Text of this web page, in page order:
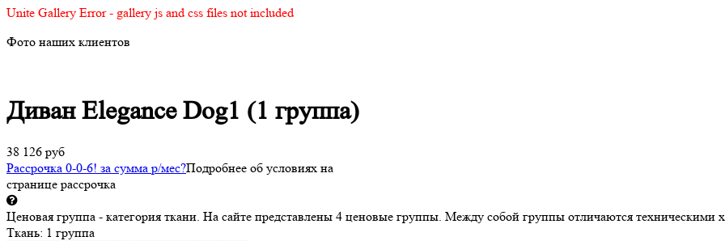
Unite Gallery Error - gallery js and css files not included
Фото наших клиентов
Диван Elegance Dog1 (1 группа)
38 126 руб
Рассрочка 0-0-6! за сумма р/мес?Подробнее об условиях на
странице рассрочка
Ценовая группа - категория ткани. На сайте представлены 4 ценовые группы. Между собой группы отличаются техническими
Ткань: 1 группа